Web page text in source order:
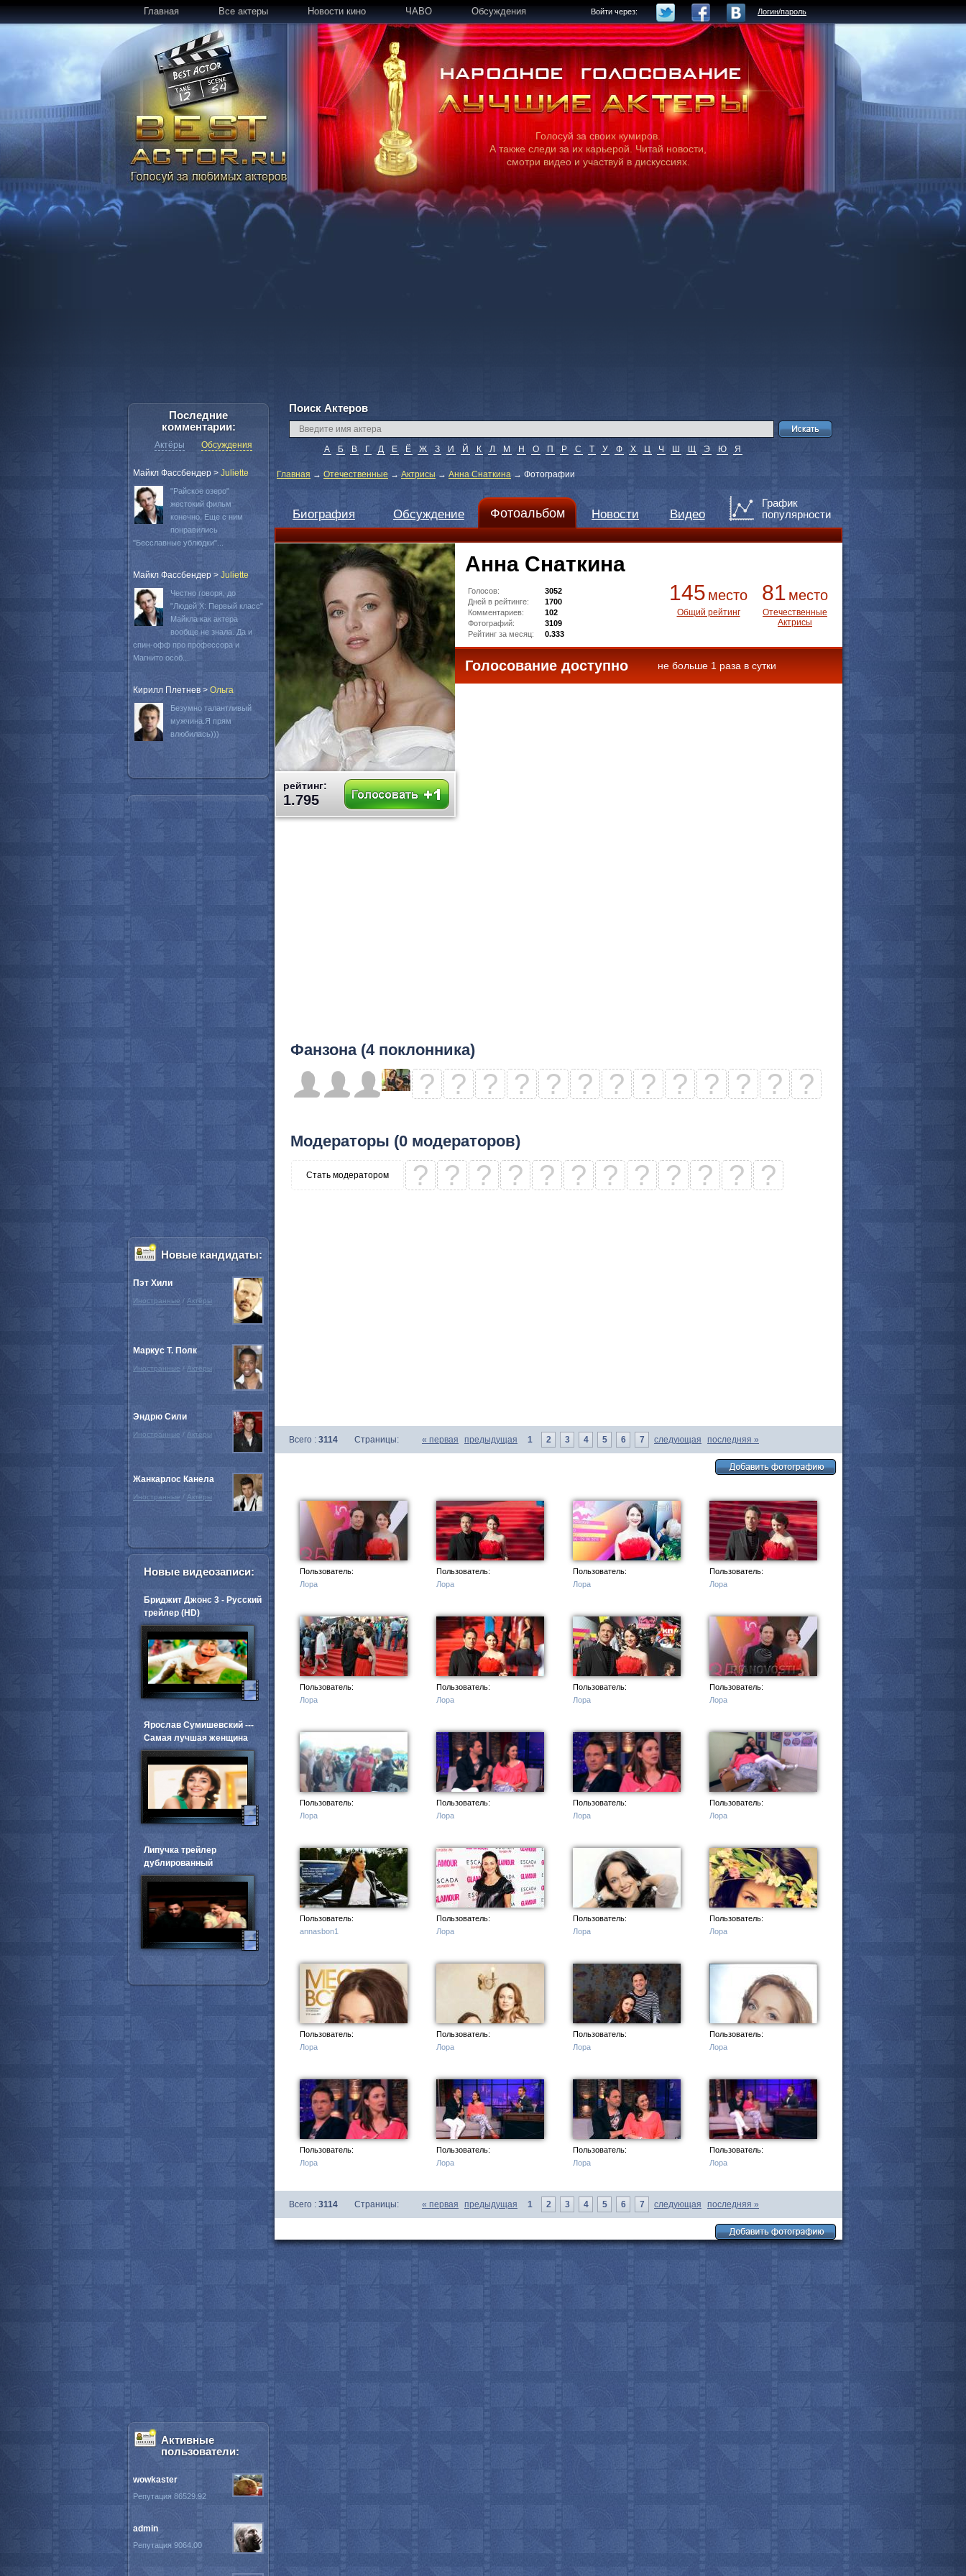
Главная Все актеры Новости кино ЧАВО Обсуждения Войти через: Логин/пароль
Голосуй за своих кумиров.
А также следи за их карьерой. Читай новости,
смотри видео и участвуй в дискуссиях.
Поиск Актеров
А Б В Г Д Е Ё Ж З И Й К Л М Н О П Р С Т У Ф Х Ц Ч Ш Щ Э Ю Я
Главная → Отечественные → Актрисы → Анна Снаткина → Фотографии
Биография Обсуждение Фотоальбом Новости Видео
График
популярности
рейтинг:
1.795
Анна Снаткина
145 место
Общий рейтинг
81 место
Отечественные
Актрисы
Голосов:
3052
Дней в рейтинге:
1700
Комментариев:
102
Фотографий:
3109
Рейтинг за месяц:
0.333
Голосование доступно не больше 1 раза в сутки
Фанзона (4 поклонника)
? ? ? ? ? ? ? ? ? ? ? ? ?
Модераторы (0 модераторов)
Стать модератором ? ? ? ? ? ? ? ? ? ? ? ?
Всего : 3114 Страницы: « первая предыдущая 1 2 3 4 5 6 7 следующая последняя »
Пользователь:
Лора
Пользователь:
Лора
Пользователь:
Лора
Пользователь:
Лора
Пользователь:
Лора
Пользователь:
Лора
Пользователь:
Лора
Пользователь:
Лора
Пользователь:
Лора
Пользователь:
Лора
Пользователь:
Лора
Пользователь:
Лора
Пользователь:
annasbon1
Пользователь:
Лора
Пользователь:
Лора
Пользователь:
Лора
Пользователь:
Лора
Пользователь:
Лора
Пользователь:
Лора
Пользователь:
Лора
Пользователь:
Лора
Пользователь:
Лора
Пользователь:
Лора
Пользователь:
Лора
Всего : 3114 Страницы: « первая предыдущая 1 2 3 4 5 6 7 следующая последняя »
Последние
комментарии:
Актёры Обсуждения
Майкл Фассбендер > Juliette
"Райское озеро"
жестокий фильм
конечно. Еще с ним
понравились
"Бесславные ублюдки"...
Майкл Фассбендер > Juliette
Честно говоря, до
"Людей Х: Первый класс"
Майкла как актера
вообще не знала. Да и
спин-офф про профессора и
Магнито особ...
Кирилл Плетнев > Oльга
Безумно талантливый
мужчина.Я прям
влюбилась)))
Новые кандидаты:
Пэт Хили
Иностранные / Актёры
Маркус Т. Полк
Иностранные / Актёры
Эндрю Сили
Иностранные / Актёры
Жанкарлос Канела
Иностранные / Актёры
все актёры
Новые видеозаписи:
Бриджит Джонс 3 - Русский
трейлер (HD)
Ярослав Сумишевский ---
Самая лучшая женщина
Липучка трейлер
дублированный
смотреть всё
Активные
пользователи:
wowkaster
Репутация 86529.92
admin
Репутация 9064.00